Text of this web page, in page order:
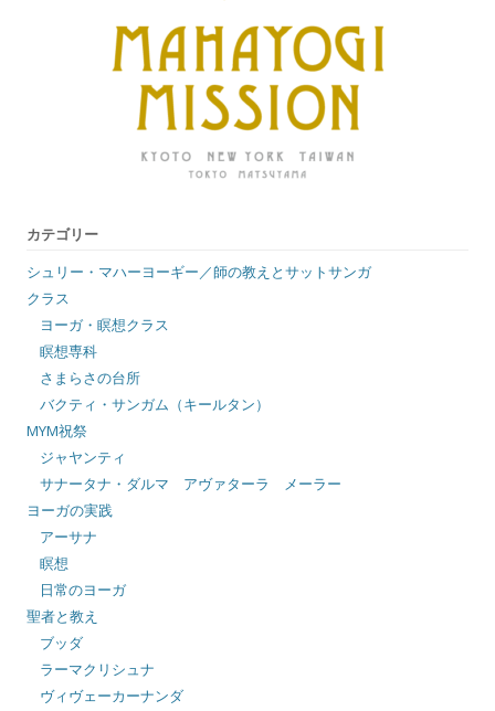
カテゴリー
シュリー・マハーヨーギー／師の教えとサットサンガ
クラス
ヨーガ・瞑想クラス
瞑想専科
さまらさの台所
バクティ・サンガム（キールタン）
MYM祝祭
ジャヤンティ
サナータナ・ダルマ アヴァターラ メーラー
ヨーガの実践
アーサナ
瞑想
日常のヨーガ
聖者と教え
ブッダ
ラーマクリシュナ
ヴィヴェーカーナンダ